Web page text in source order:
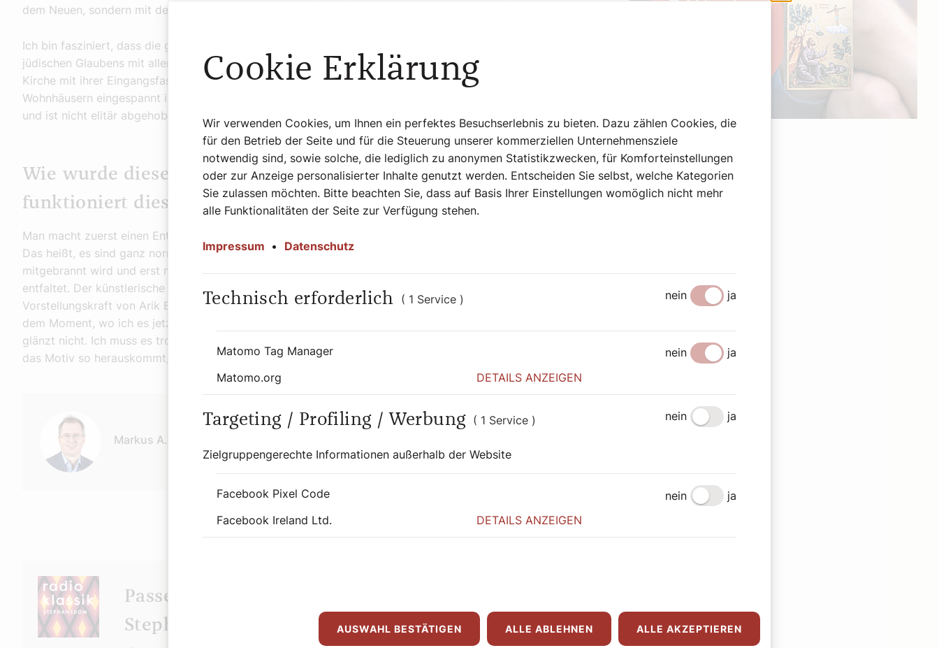
dem Neuen, sondern mit dem Alten Testament.
Ich bin fasziniert, dass die gesamte Tiefe der Bibel, sowohl des christlichen als auch des
jüdischen Glaubens mit allen Grenzen in diesem Bild eingefangen ist. Das Besondere ist, dass die
Kirche mit ihrer Eingangsfassade zwischen zwei nicht wirklich prächtig aussehenden
Wohnhäusern eingespannt ist. Somit steht die Kunst von Arik Brauer mitten im Leben, im Alltag,
und ist nicht elitär abgehoben.
Wie wurde dieses Keramikmosaik hergestellt? Wie
funktioniert diese Technik?
Man macht zuerst einen Entwurf. Und diese Zeichnung wird übertragen in die Glasur der Keramik.
Das heißt, es sind ganz normale Fliesen. Auf diesen Fliesen wird eine Farbe aufgetragen, die
mitgebrannt wird und erst nach dem Brennprozess ihre volle Farbe und Wahrnehmbarkeit
entfaltet. Der künstlerische Prozess ist ein sehr komplizierter. Da kommt die Phantasie und die
Vorstellungskraft von Arik Brauer hinein. Man muss sich etwas genau vorstellen können, auch in
dem Moment, wo ich es jetzt auftrage und es anders aussieht. Grün sieht Graugrün aus und
glänzt nicht. Ich muss es trotzdem tun und muss darauf vertrauen, dass im Brennen der Kacheln
das Motiv so herauskommt, wie ich es haben möchte.
Markus A. Langer
Passende Sendungen auf Radio klassik
Stephansdom
Werbung
Cookie Erklärung
Wir verwenden Cookies, um Ihnen ein perfektes Besuchserlebnis zu bieten. Dazu zählen Cookies, die
für den Betrieb der Seite und für die Steuerung unserer kommerziellen Unternehmensziele
notwendig sind, sowie solche, die lediglich zu anonymen Statistikzwecken, für Komforteinstellungen
oder zur Anzeige personalisierter Inhalte genutzt werden. Entscheiden Sie selbst, welche Kategorien
Sie zulassen möchten. Bitte beachten Sie, dass auf Basis Ihrer Einstellungen womöglich nicht mehr
alle Funktionalitäten der Seite zur Verfügung stehen.
Impressum • Datenschutz
Technisch erforderlich ( 1 Service ) nein ja
Matomo Tag Manager nein
ja
Matomo.org
DETAILS ANZEIGEN
Targeting / Profiling / Werbung ( 1 Service )
Zielgruppengerechte Informationen außerhalb der Website
nein ja
Facebook Pixel Code nein
ja
Facebook Ireland Ltd.
DETAILS ANZEIGEN
AUSWAHL BESTÄTIGEN ALLE ABLEHNEN ALLE AKZEPTIEREN